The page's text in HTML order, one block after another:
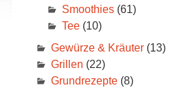
Smoothies(61)
Tee(10)
Gewürze & Kräuter(13)
Grillen (22)
Grundrezepte(8)